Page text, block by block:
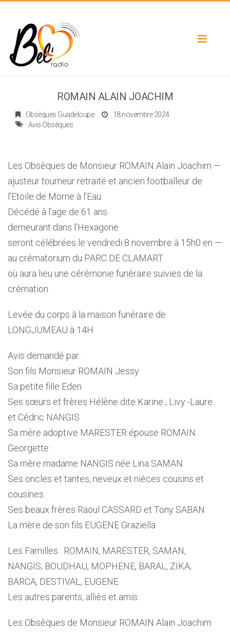
Toggle
ROMAIN ALAIN JOACHIM
Obsèques Guadeloupe
18 novembre 2024
Avis Obsèques
Les Obsèques de Monsieur ROMAIN Alain Joachim —
ajusteur tourneur retraité et ancien footballeur de
l’Etoile de Morne à l’Eau
Décédé à l’age de 61 ans
demeurant dans l’Hexagone
seront célébrées le vendredi 8 novembre à 15h0 en —
au crématorium du PARC DE CLAMART
où aura lieu une cérémonie funéraire suivies de la
crémation.
Levée du corps à la maison funéraire de
LONGJUMEAU à 14H
Avis demandé par:
Son fils Monsieur ROMAIN Jessy
Sa petite fille Eden
Ses sœurs et frères Hélène dite Karine , Livy -Laure
et Cédric NANGIS
Sa mère adoptive MARESTER épouse ROMAIN
Georgette
Sa mère madame NANGIS née Lina SAMAN
Ses oncles et tantes, neveux et nièces cousins et
cousines
Ses beaux frères Raoul CASSARD et Tony SABAN
La mère de son fils EUGENE Graziella
Les Familles : ROMAIN, MARESTER, SAMAN,
NANGIS, BOUDHAU, MOPHENE, BARAL, ZIKA,
BARCA, DESTIVAL, EUGENE
Les autres parents, alliès et amis.
Les Obsèques de Monsieur ROMAIN Alain Joachim